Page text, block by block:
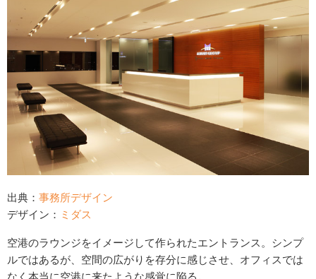
出典： 事務所デザイン
デザイン： ミダス
空港のラウンジをイメージして作られたエントランス。シンプ
ルではあるが、空間の広がりを存分に感じさせ、オフィスでは